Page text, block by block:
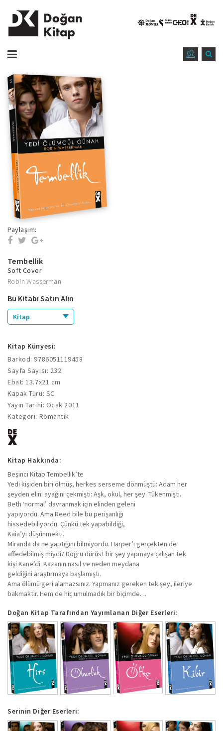
Paylaşım:
Tembellik
Soft Cover
Robin Wasserman
Bu Kitabı Satın Alın
Kitap
Kitap Künyesi:
Barkod: 9786051119458
Sayfa Sayısı: 232
Ebat: 13.7x21 cm
Kapak Türü: SC
Yayın Tarihi: Ocak 2011
Kategori: Romantik
Kitap Hakkında:
Beşinci Kitap Tembellik’te
Yedi kişiden biri ölmüş, herkes serseme dönmüştü: Adam her
şeyden elini ayağını çekmişti: Aşk, okul, her şey. Tükenmişti.
Beth ‘normal’ davranmak için elinden geleni
yapıyordu. Ama Reed bile bu perişanlığı
hissedebiliyordu. Çünkü tek yapabildiği,
Kaia’yı düşünmekti.
Miranda da ne yaptığını bilmiyordu. Harper’ı gerçekten de
affedebilmiş miydi? Doğru dürüst bir şey yapmaya çalışan tek
kişi Kane’di: Kazanın nasıl ve neden meydana
geldiğini araştırmaya başlamıştı.
Ama ölümü geri alamazsınız. Yapmanız gereken tek şey, ileriye
bakmaktır. Hem de hiç umulmadık bir biçimde…
Doğan Kitap Tarafından Yayımlanan Diğer Eserleri:
Serinin Diğer Eserleri: